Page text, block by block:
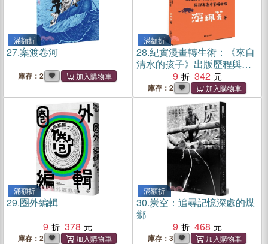
滿額折
27.案渡卷河
庫存：2
滿額折
28.紀實漫畫轉生術：《來自
清水的孩子》出版歷程與腳
本創作策略析探
9 342
庫存：2
滿額折
29.圈外編輯
9
378
庫存：2
滿額折
30.炭空：追尋記憶深處的煤
鄉
9
468
庫存：3